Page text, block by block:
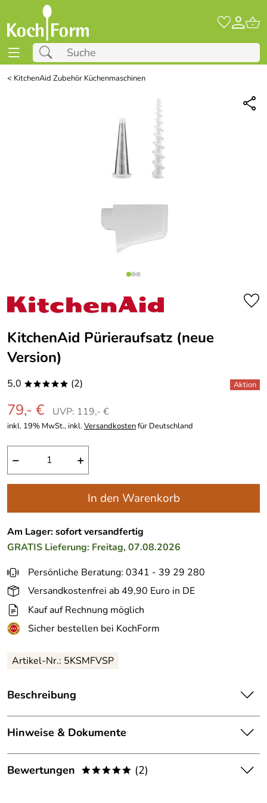
< KitchenAid Zubehör Küchenmaschinen
KitchenAid Pürieraufsatz (neue
Version)
5,0 ***** (2)
79,- € UVP: 119,- €
inkl. 19% MwSt., inkl.Versandkostenfür Deutschland
− +
In den Warenkorb
Am Lager: sofort versandfertig
GRATIS Lieferung: Freitag, 07.08.2026
Persönliche Beratung: 0341 - 39 29 280
Versandkostenfrei ab 49,90 Euro in DE
Kauf auf Rechnung möglich
Sicher bestellen bei KochForm
Artikel-Nr.: 5KSMFVSP
Beschreibung
KitchenAid Pürieraufsatz (neue Version). Der praktische
Pürieraufsatz liefert immer genau die Konsistenz, die
Der Pürieraufsatz muss in Kombination mit dem
Fleischwolf (5KSMFGA) verwendet werden, dieser ist
Hinweise & Dokumente
Dokumente zum Download:
Bewertungen ***** (2)